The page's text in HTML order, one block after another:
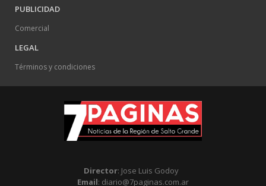
PUBLICIDAD
Comercial
LEGAL
Términos y condiciones
Director: Jose Luis Godoy
Email: diario@7paginas.com.ar